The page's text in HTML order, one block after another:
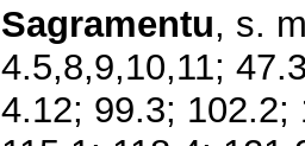
Sagramentu, s.
4.5,8,9,10,11;
4.12; 99.3; 102.2;